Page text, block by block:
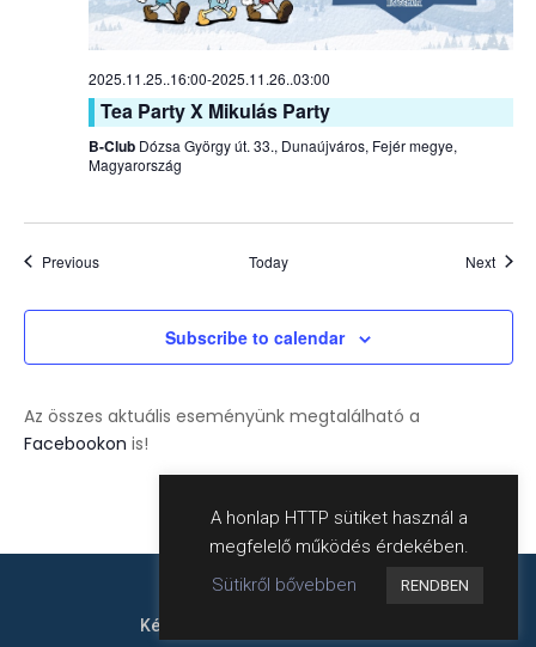
2025.11.25..16:00-2025.11.26..03:00
Tea Party X Mikulás Party
B-Club Dózsa György út. 33., Dunaújváros, Fejér megye,
Magyarország
PreviousEvents Today Next
Subscribe to calendar
Az összes aktuális eseményünk megtalálható a
Facebookon is!
Készítette:
A honlap HTTP sütiket használ a
megfelelő működés érdekében.
Sütikről bővebben
RENDBEN